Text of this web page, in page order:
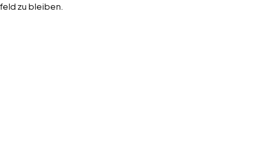
zu bleiben.